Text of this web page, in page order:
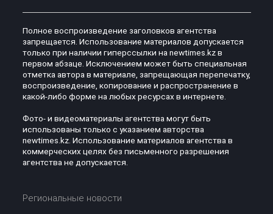
Полное воспроизведение заголовков агентства
запрещается. Использование материалов допускается
только при наличии гиперссылки на newtimes.kz в
первом абзаце. Исключением может быть специальная
отметка автора в материале, запрещающая перепечатку,
воспроизведение, копирование и распространение в
какой-либо форме на любых ресурсах в интернете.
Фото- и видеоматериалы агентства могут быть
использованы только с указанием авторства
newtimes.kz. Использование материалов агентства в
коммерческих целях без письменного разрешения
агентства не допускается.
Региональные новости